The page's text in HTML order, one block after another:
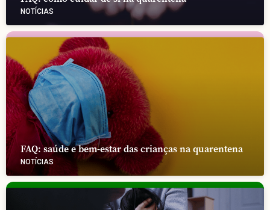
NOTÍCIAS
NOTÍCIAS
FAQ: saúde e bem-estar das crianças na quarentena